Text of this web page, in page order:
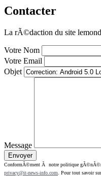
Contacter
La rÃ©daction du site
Votre Nom
Votre Email
Objet
Message
ConformÃ©ment Ã notre politique
privacy@it-news-info.com . Pour tout savoir